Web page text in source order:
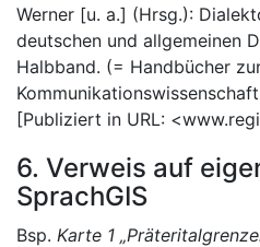
Werner [u. a.] (Hrsg.):
deutschen und allgemeinen
Halbband. (= Handbücher
[Publiziert in URL:
6. Verweis auf
SprachGIS
Bsp. Karte 1